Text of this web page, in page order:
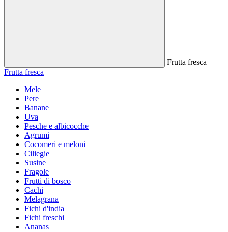
Frutta fresca
Frutta fresca
Mele
Pere
Banane
Uva
Pesche e albicocche
Agrumi
Cocomeri e meloni
Ciliegie
Susine
Fragole
Frutti di bosco
Cachi
Melagrana
Fichi d'india
Fichi freschi
Ananas